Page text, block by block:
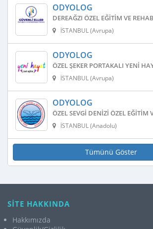
ODYOLOG
DEREAĞZI ÖZEL EĞITIM VE
İSTANBUL (Avrupa)
ODYOLOG
ÖZEL ŞEKER PORTAKALI YENI
İSTANBUL (Avrupa)
ODYOLOG
ÖZEL SEVGI DENIZI ÖZEL EĞITIM
İSTANBUL (Anadolu)
Tümünü Göster
SİTE HAKKINDA
Hakkımızda